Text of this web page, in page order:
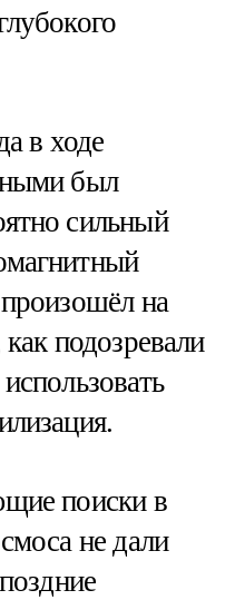
в ходе
был
сильный
на
подозревали
поиски в
не дали